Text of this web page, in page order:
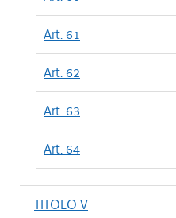
Art. 61
Art. 62
Art. 63
Art. 64
TITOLO V